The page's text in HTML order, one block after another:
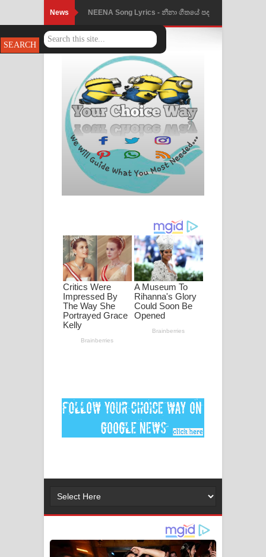
News NEENA Song Lyrics - නීනා ගීතයේ පද
පෙළ
Ahimi Wimai Himi Song Lyrics - අහිමි
විමයි හිමි ගීතයේ පද පෙළ
Mathaka Parana Song Lyrics - මතක
පාරනා ගීතයේ පද පෙළ
Nimnadhen Song Lyrics - නිම්නාදෙන්
ගීතයේ පද පෙළ
ඔබමයි මගේ ආදරේ ගීතයේ පද පෙළ
Pansal Gihin Song Lyrics - පන්සල් ගිහිං
ගීතයේ පද පෙළ
Ankeliya Song Lyrics - අංකෙළිය ගීතයේ
පද පෙළ
MANAMALA KATHA Song Lyrics -
මනමාල කතා ගීතයේ පද පෙළ